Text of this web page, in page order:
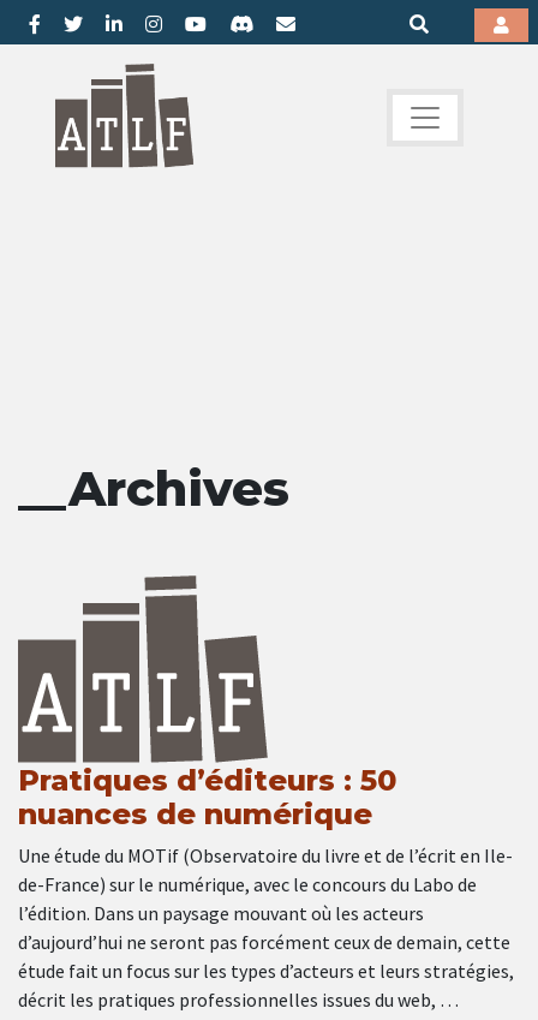
__Archives
Pratiques d’éditeurs : 50
nuances de numérique
Une étude du MOTif (Observatoire du livre et de l’écrit en Ile-
de-France) sur le numérique, avec le concours du Labo de
l’édition. Dans un paysage mouvant où les acteurs
d’aujourd’hui ne seront pas forcément ceux de demain, cette
étude fait un focus sur les types d’acteurs et leurs stratégies,
décrit les pratiques professionnelles issues du web, …